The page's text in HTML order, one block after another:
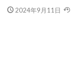
2024年9月11日